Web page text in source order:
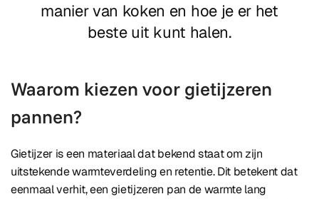
manier van koken en hoe je er het
beste uit kunt halen.
Waarom kiezen voor gietijzeren
pannen?
Gietijzer is een materiaal dat bekend staat om zijn
uitstekende warmteverdeling en retentie. Dit betekent dat
eenmaal verhit, een gietijzeren pan de warmte lang